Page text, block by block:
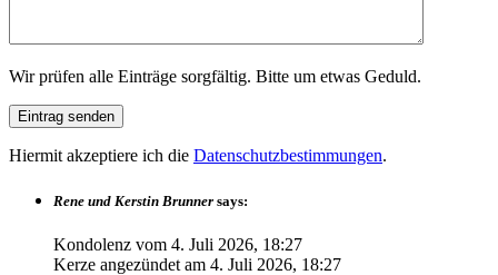
Wir prüfen alle Einträge sorgfältig. Bitte um etwas Geduld.
Hiermit akzeptiere ich die Datenschutzbestimmungen.
Rene und Kerstin Brunner says:
Kondolenz vom 4. Juli 2026, 18:27
Kerze angezündet am 4. Juli 2026, 18:27